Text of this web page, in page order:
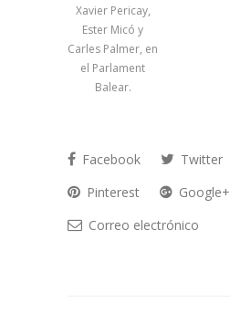
Xavier Pericay,
Ester Micó y
Carles Palmer, en
el Parlament
Balear.
Facebook Twitter
Pinterest
Google+
Correo electrónico